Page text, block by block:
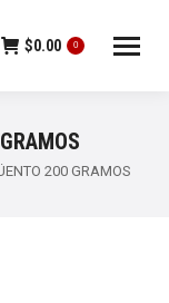
$0.00 0
200 GRAMOS